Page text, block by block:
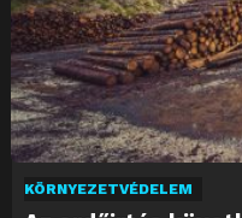
KÖRNYEZETVÉDELEM